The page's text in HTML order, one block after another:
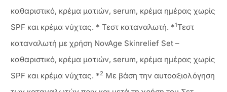
καθαριστικό, κρέμα ματιών, serum, κρέμα ημέρας χωρίς
SPF και κρέμα νύχτας. * Τεστ καταναλωτή. *1Τεστ
καταναλωτή με χρήση NovAge Skinrelief Set –
καθαριστικό, κρέμα ματιών, serum, κρέμα ημέρας χωρίς
SPF και κρέμα νύχτας. *2 Με βάση την αυτοαξιολόγηση